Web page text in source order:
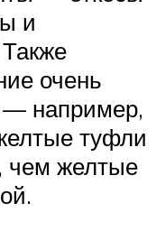
и
очень
— например,
туфли
чем желтые